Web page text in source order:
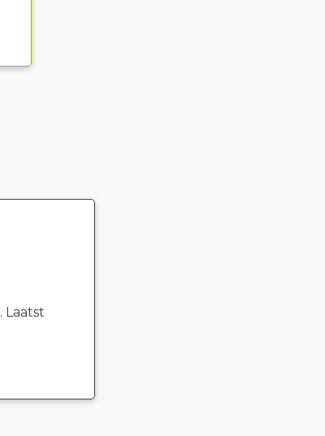
. Laatst